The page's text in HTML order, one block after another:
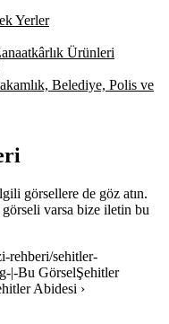
Yerler
Ürünleri
Belediye, Polis ve
görsellere de göz atın.
varsa bize iletin bu
rehberi/sehitler-
|-Bu GörselŞehitler
Abidesi ›